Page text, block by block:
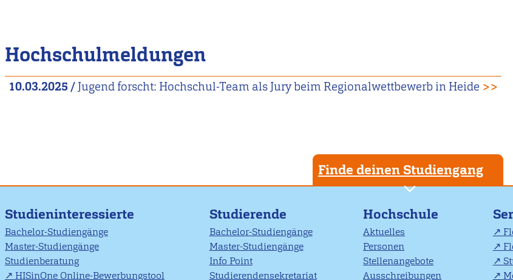
Hochschulmeldungen
10.03.2025 / Jugend forscht: Hochschul-Team als Jury beim Regionalwettbewerb in Heide >>
Finde deinen Studiengang
Studieninteressierte
Bachelor-Studiengänge
Master-Studiengänge
Studienberatung
HISinOne Online-Bewerbungstool
Studierende
Bachelor-Studiengänge
Master-Studiengänge
Info Point
Studierendensekretariat
Hochschule
Aktuelles
Personen
Stellenangebote
Ausschreibungen